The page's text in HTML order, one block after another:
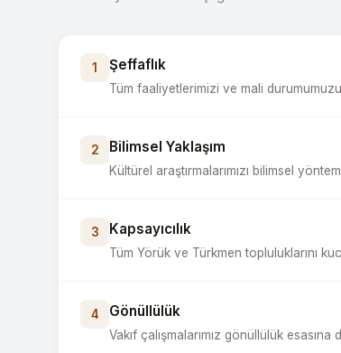
1 Şeffaflık
Tüm faaliyetlerimizi ve mali
2 Bilimsel Yaklaşım
Kültürel araştırmalarımızı bilimsel
3 Kapsayıcılık
Tüm Yörük ve Türkmen topluluklarını
4 Gönüllülük
Vakıf çalışmalarımız gönüllülük